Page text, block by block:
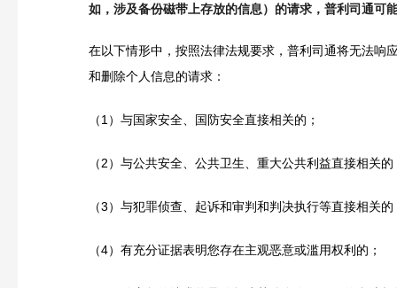
如，涉及备份磁带上存放的信息）的请求，普利司通可
在以下情形中，按照法律法规要求，普利司通将无法响
和删除个人信息的请求：
（1）与国家安全、国防安全直接相关的；
（2）与公共安全、公共卫生、重大公共利益直接相关的
（3）与犯罪侦查、起诉和审判和判决执行等直接相关的
（4）有充分证据表明您存在主观恶意或滥用权利的；